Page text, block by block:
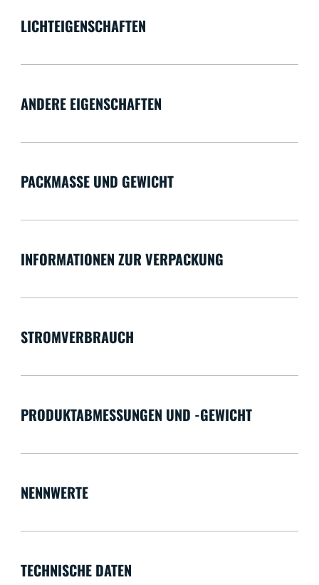
LICHTEIGENSCHAFTEN
ANDERE EIGENSCHAFTEN
PACKMASSE UND GEWICHT
INFORMATIONEN ZUR VERPACKUNG
STROMVERBRAUCH
PRODUKTABMESSUNGEN UND -GEWICHT
NENNWERTE
TECHNISCHE DATEN